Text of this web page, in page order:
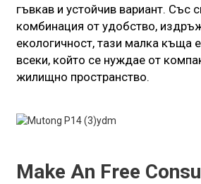
гъвкав и устойчив вариант. Със
комбинация от удобство,
екологичност, тази малка къща
всеки, който се нуждае от
жилищно пространство.
Make An Free